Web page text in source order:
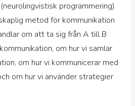
programmering)
metod för kommunikation
om att ta sig från A till B
om hur vi samlar
om hur vi kommunicerar med
om hur vi använder strategier